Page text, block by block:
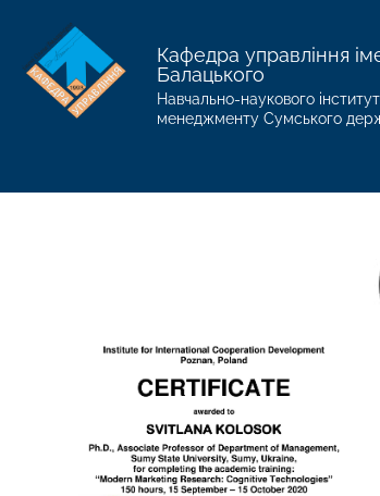
Кафедра управління
Балацького
Навчально-наукового
менеджменту Сумського